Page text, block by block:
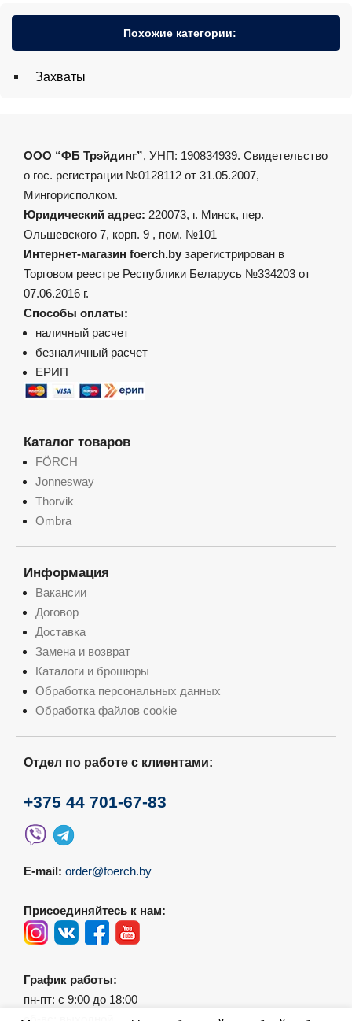
Похожие категории:
Захваты
ООО “ФБ Трэйдинг”, УНП: 190834939. Свидетельство
о гос. регистрации №0128112 от 31.05.2007,
Мингорисполком.
Юридический адрес: 220073, г. Минск, пер.
Ольшевского 7, корп. 9 , пом. №101
Интернет-магазин foerch.by зарегистрирован в
Торговом реестре Республики Беларусь №334203 от
07.06.2016 г.
Способы оплаты:
наличный расчет
безналичный расчет
ЕРИП
Каталог товаров
FÖRCH
Jonnesway
Thorvik
Ombra
Информация
Вакансии
Договор
Доставка
Замена и возврат
Каталоги и брошюры
Обработка персональных данных
Обработка файлов cookie
Отдел по работе с клиентами:
+375 44 701-67-83
E-mail: order@foerch.by
Присоединяйтесь к нам:
График работы:
пн-пт: с 9:00 до 18:00